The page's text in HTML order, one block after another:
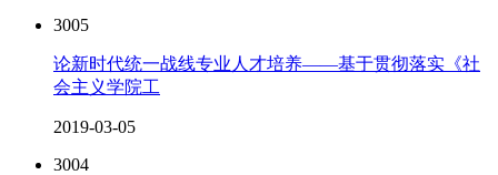
3005
论新时代统一战线专业人才培养――基于贯彻落实《社
会主义学院工
2019-03-05
3004